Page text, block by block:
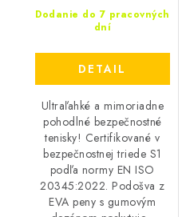
Dodanie do 7 pracovných
dní
DETAIL
Ultraľahké a mimoriadne
pohodlné bezpečnostné
tenisky! Certifikované v
bezpečnostnej triede S1
podľa normy EN ISO
20345:2022. Podošva z
EVA peny s gumovým